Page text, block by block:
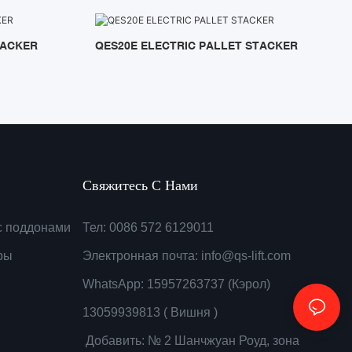
QES20E ELECTRIC PALLET STACKER
поддонами
Свяжитесь С Нами
Тел: 0086 572 6129011
Электронная почта: info@qs-lift.com
WhatsApp: 15957263737 (Кэрол)
13059939813 ( Вишня )
Добавить: № 2 Шанчжуан Роуд, зона